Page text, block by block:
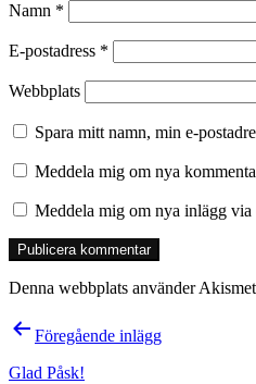
Namn *
E-postadress *
Webbplats
Spara mitt namn, min e-
Meddela mig om nya
Meddela mig om nya inlägg via
Denna webbplats använder
Inläggsnavigering
Föregående inlägg
Glad Påsk!